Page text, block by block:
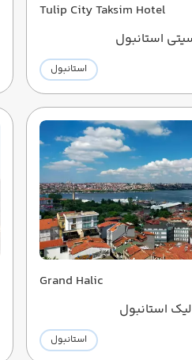
Tulip City Taksim Hotel
استانبول
استانبول
Grand Halic
استانبول
استانبول